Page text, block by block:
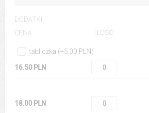
DODATKI
CENA
ILOŚĆ
tabliczka (+5.00 PLN)
16.50 PLN
18.00 PLN